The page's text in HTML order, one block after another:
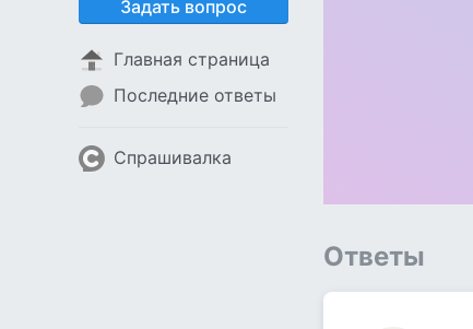
Задать вопрос
Главная страница
Последние ответы
Спрашивалка
Ответы